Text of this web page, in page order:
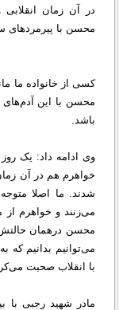
در آن زمان
محسن با پیرمردهای
کسی از خانواده ما
محسن با این
باشد.
وی ادامه داد: یک روز
خواهرم هم در آن
شدند. ما اصلا
می‌زنند و خواهرم
محسن درهمان حالتش
می‌توانیم بدانیم که
با انقلاب صحبت
مادر شهید رجبی با